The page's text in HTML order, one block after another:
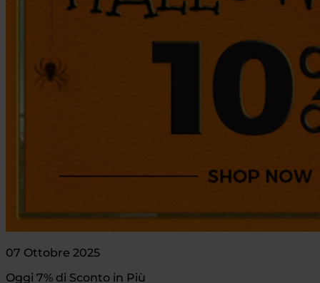
07 Ottobre 2025
Oggi 7% di Sconto in Più